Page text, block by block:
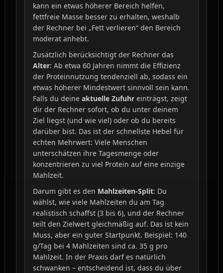
kann ein etwas höherer Bereich helfen,
fettfreie Masse besser zu erhalten, weshalb
der Rechner bei „Fett verlieren“ den Bereich
moderat anhebt.
Zusätzlich berücksichtigt der Rechner das
Alter: Ab etwa 60 Jahren nimmt die Effizienz
der Proteinnutzung tendenziell ab, sodass ein
etwas höherer Mindestwert sinnvoll sein kann.
Falls du deine aktuelle Zufuhreinträgst, zeigt
dir der Rechner sofort, ob du unter deinem
Ziel liegst (und wie viel) oder ob du bereits
darüber bist. Das ist der schnellste Hebel für
echten Mehrwert: Viele Menschen
unterschätzen ihre Tagesmenge oder
konzentrieren zu viel Protein auf eine einzige
Mahlzeit.
Darum gibt es den Mahlzeiten-Split: Du
wählst, wie viele Mahlzeiten du am Tag
realistisch schaffst (3 bis 6), und der Rechner
teilt den Zielwert gleichmäßig auf. Das ist kein
Muss, aber ein guter Startpunkt. Beispiel: 140
g/Tag bei 4 Mahlzeiten sind ca. 35 g pro
Mahlzeit. In der Praxis darf es natürlich
schwanken – entscheidend ist, dass du über